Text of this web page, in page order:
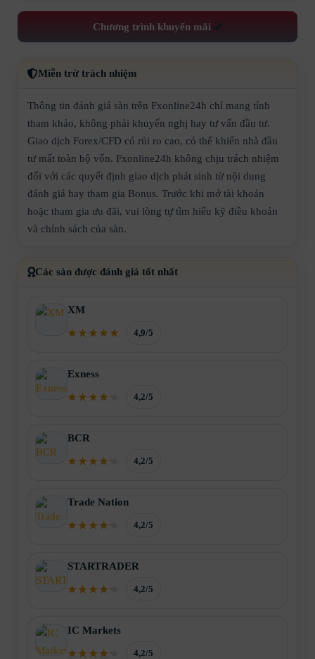
Chương trình khuyến mãi ✔
Miễn trừ trách nhiệm
Thông tin đánh giá sàn trên Fxonline24h chỉ mang tính
tham khảo, không phải khuyến nghị hay tư vấn đầu tư.
Giao dịch Forex/CFD có rủi ro cao, có thể khiến nhà đầu
tư mất toàn bộ vốn. Fxonline24h không chịu trách nhiệm
đối với các quyết định giao dịch phát sinh từ nội dung
đánh giá hay tham gia Bonus. Trước khi mở tài khoản
hoặc tham gia ưu đãi, vui lòng tự tìm hiểu kỹ điều khoản
và chính sách của sàn.
Các sàn được đánh giá tốt nhất
XM
4,9/5
Exness
4,2/5
BCR
4,2/5
Trade Nation
4,2/5
STARTRADER
4,2/5
IC Markets
4,2/5